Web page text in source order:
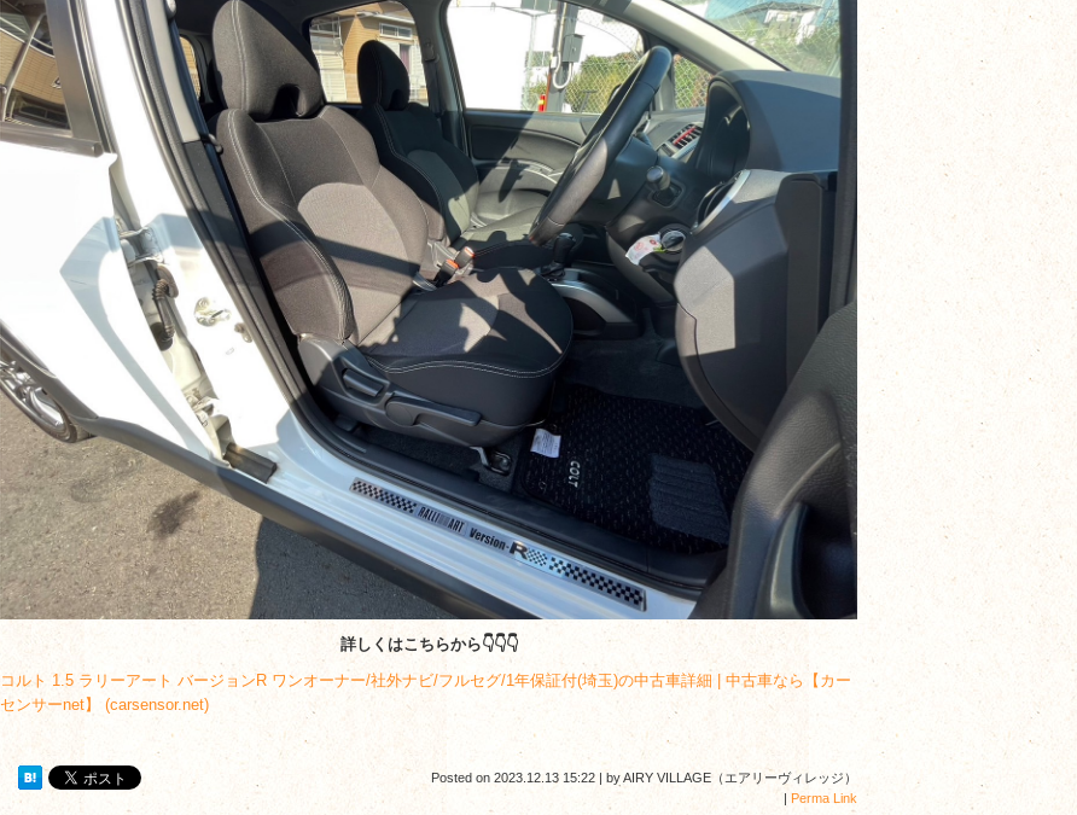
詳しくはこちらから👇👇👇
コルト 1.5 ラリーアート バージョンR ワンオーナー/社外ナビ/フルセグ/1年保証付(埼玉)の中古車詳細 | 中古車なら【カー
センサーnet】 (carsensor.net)
Posted on 2023.12.13 15:22 byAIRY VILLAGE（エアリーヴィレッジ）
Perma Link